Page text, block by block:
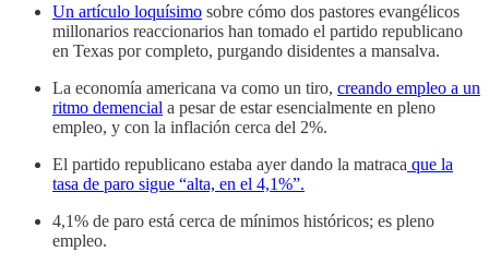
Un artículo loquísimo sobre cómo dos pastores evangélicos
millonarios reaccionarios han tomado el partido republicano
en Texas por completo, purgando disidentes a mansalva.
La economía americana va como un tiro, creando empleo a un
ritmo demencial a pesar de estar esencialmente en pleno
empleo, y con la inflación cerca del 2%.
El partido republicano estaba ayer dando la matraca que la
tasa de paro sigue “alta, en el 4,1%”.
4,1% de paro está cerca de mínimos históricos; es pleno
empleo.